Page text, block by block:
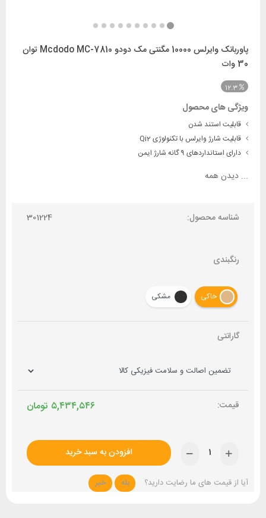
پاوربانک وایرلس 10000 مگنتی مک دودو Mcdodo MC-7810 توان
30 وات
12.3
ویژگی های محصول
قابلیت استند شدن
قابلیت شارژ وایرلس با تکنولوژی Qi2
دارای استانداردهای 9 گانه شارژ ایمن
... دیدن همه
شناسه محصول: 301224
رنگبندی
خاکی مشکی
گارانتی
تومان ۵,۴۳۴,۵۴۶
افزودن به سبد خرید
آیا از قیمت های ما رضایت دارید؟ بله خیر